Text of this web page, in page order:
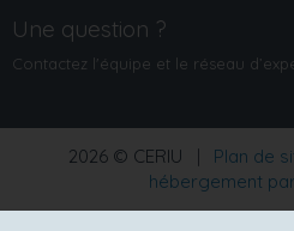
Une question ?
Contactez l'équipe et le réseau
2026 © CERIU Plan de
hébergement